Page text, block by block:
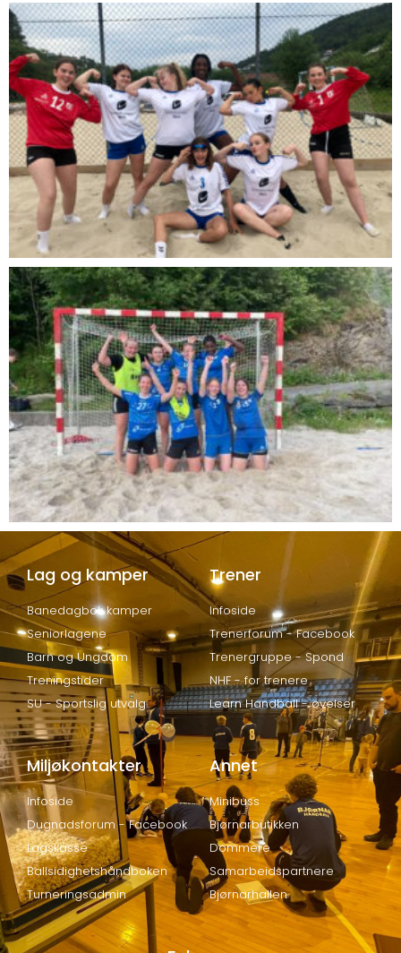
Lag og kamper
Banedagbok kamper
Seniorlagene
Barn og Ungdom
Treningstider
SU - Sportslig utvalg
Trener
Infoside
Trenerforum - Facebook
Trenergruppe - Spond
NHF - for trenere
Learn Handball - øvelser
Miljøkontakter
Infoside
Dugnadsforum - Facebook
Lagskasse
Ballsidighetshåndboken
Turneringsadmin
Annet
Minibuss
Bjørnarbutikken
Dommere
Samarbeidspartnere
Bjørnarhallen